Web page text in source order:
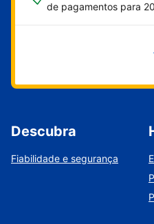
de pagamentos para
Comece
Descubra
Fiabilidade e segurança